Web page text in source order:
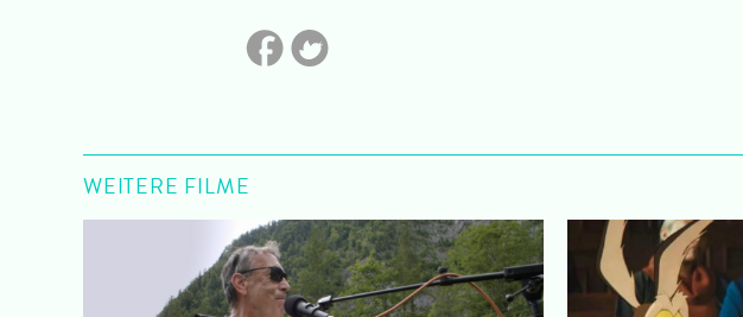
WEITERE FILME